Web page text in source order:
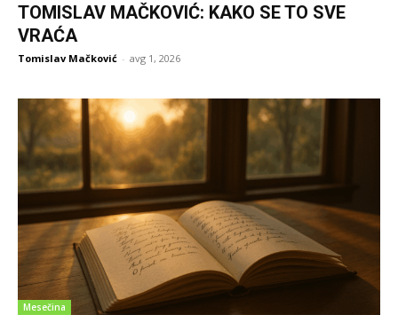
TOMISLAV MAČKOVIĆ: KAKO SE TO SVE
VRAĆA
Tomislav Mačković - avg 1, 2026
Mesečina